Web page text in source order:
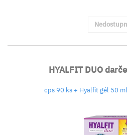
HYALFIT DUO
cps 90 ks + Hyalfit gél 50